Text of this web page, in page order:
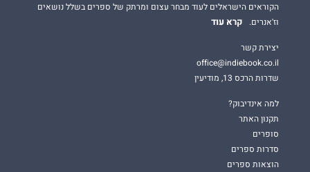
הקוראים הישראלים לעוד מבחר עצום ומרתק של ספרים בשלל נושאים
וז'אנרים.
קרא עוד
יצירת קשר
office@indiebook.co.il
שדרות הרכס 13, מודיעין
למה אינדיבוק?
תקנון האתר
סופרים
סדרות ספרים
הוצאות ספרים